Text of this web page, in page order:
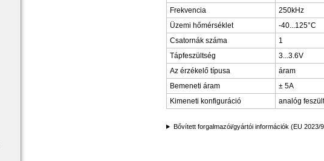
Frekvencia
250kHz
Üzemi hőmérséklet
-40...125°C
Csatornák száma
1
Tápfeszültség
3...3.6V
Az érzékelő típusa
áram
Bemeneti áram
± 5A
Kimeneti konfiguráció
analóg
Bővített forgalmazói/gyártói információk (EU 2023/